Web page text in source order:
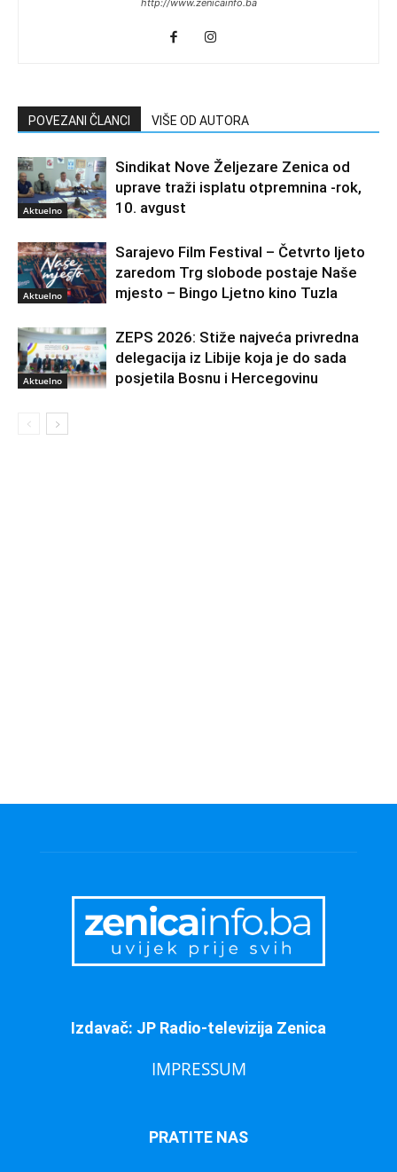
POVEZANI ČLANCI VIŠE OD AUTORA
Aktuelno
Sindikat Nove Željezare Zenica od
uprave traži isplatu otpremnina -rok,
10. avgust
Aktuelno
Sarajevo Film Festival – Četvrto ljeto
zaredom Trg slobode postaje Naše
mjesto – Bingo Ljetno kino Tuzla
Aktuelno
ZEPS 2026: Stiže najveća privredna
delegacija iz Libije koja je do sada
posjetila Bosnu i Hercegovinu
Izdavač: JP Radio-televizija Zenica
IMPRESSUM
PRATITE NAS